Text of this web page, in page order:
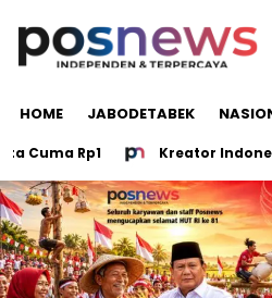
HOME JABODETABEK
Rp1 Kreator Indonesia